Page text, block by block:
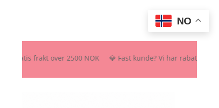
frakt over 2500 NOK 💎 Fast kunde? Vi har rabattordning –
NO